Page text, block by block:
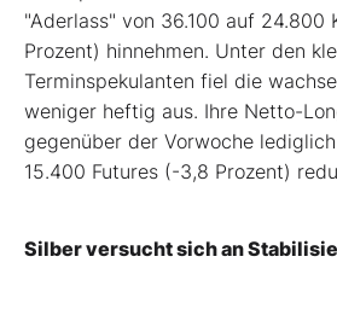
"Aderlass" von 36.100 auf 24.800
Prozent) hinnehmen. Unter den
Terminspekulanten fiel die
weniger heftig aus. Ihre Netto-
gegenüber der Vorwoche
15.400 Futures (-3,8 Prozent)
Silber versucht sich an